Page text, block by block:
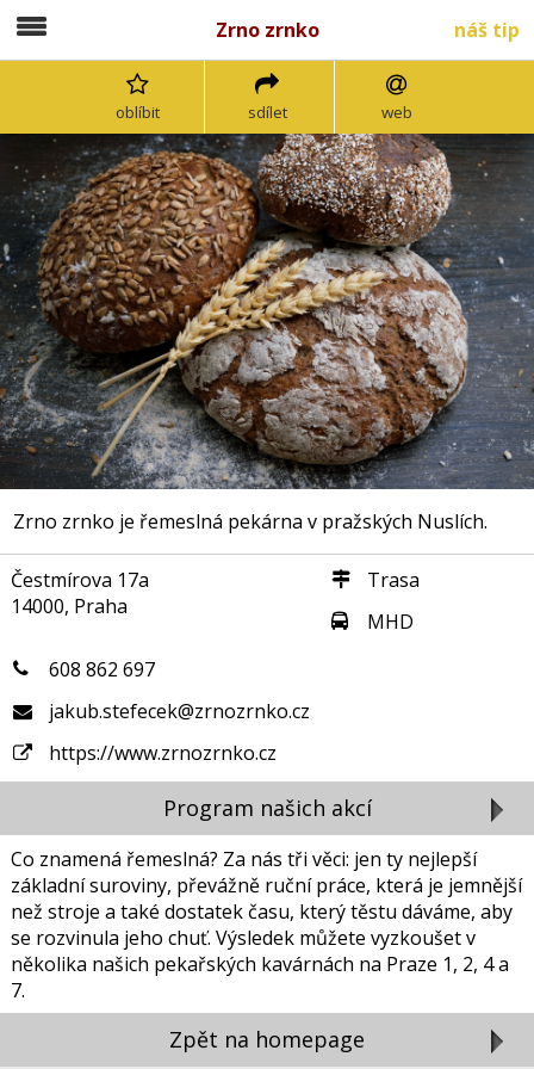
Zavřít reklamu
Zrno zrnko náš tip
oblíbit sdílet web
Zrno zrnko je řemeslná pekárna v pražských Nuslích.
Čestmírova 17a
14000, Praha
Trasa
MHD
608 862 697
jakub.stefecek@zrnozrnko.cz
https://www.zrnozrnko.cz
Program našich akcí
Co znamená řemeslná? Za nás tři věci: jen ty nejlepší
základní suroviny, převážně ruční práce, která je jemnější
než stroje a také dostatek času, který těstu dáváme, aby
se rozvinula jeho chuť. Výsledek můžete vyzkoušet v
několika našich pekařských kavárnách na Praze 1, 2, 4 a
7.
Zpět na homepage